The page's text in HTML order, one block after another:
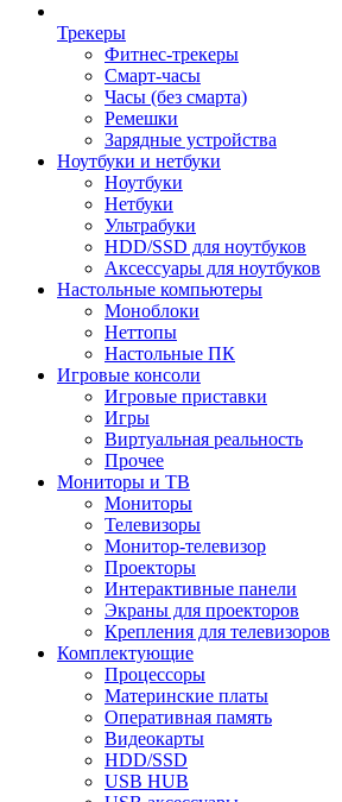
Трекеры
Фитнес-трекеры
Смарт-часы
Часы (без смарта)
Ремешки
Зарядные устройства
Ноутбуки и нетбуки
Ноутбуки
Нетбуки
Ультрабуки
HDD/SSD для ноутбуков
Аксессуары для ноутбуков
Настольные компьютеры
Моноблоки
Неттопы
Настольные ПК
Игровые консоли
Игровые приставки
Игры
Виртуальная реальность
Прочее
Мониторы и ТВ
Мониторы
Телевизоры
Монитор-телевизор
Проекторы
Интерактивные панели
Экраны для проекторов
Крепления для телевизоров
Комплектующие
Процессоры
Материнские платы
Оперативная память
Видеокарты
HDD/SSD
USB HUB